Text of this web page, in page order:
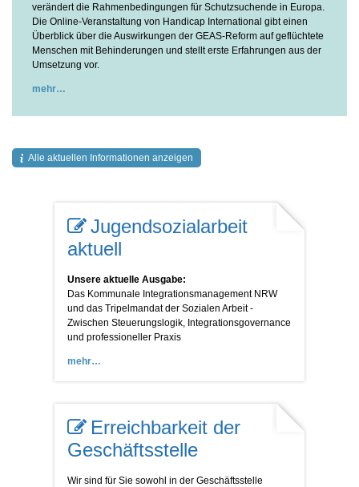
verändert die Rahmenbedingungen für Schutzsuchende in Europa.
Die Online-Veranstaltung von Handicap International gibt einen
Überblick über die Auswirkungen der GEAS-Reform auf geflüchtete
Menschen mit Behinderungen und stellt erste Erfahrungen aus der
Umsetzung vor.
mehr
Alle aktuellen Informationen anzeigen
Jugendsozialarbeit
aktuell
Unsere aktuelle Ausgabe:
Das Kommunale Integrationsmanagement NRW
und das Tripelmandat der Sozialen Arbeit -
Zwischen Steuerungslogik, Integrationsgovernance
und professioneller Praxis
mehr
Erreichbarkeit der
Geschäftsstelle
Wir sind für Sie sowohl in der Geschäftsstelle